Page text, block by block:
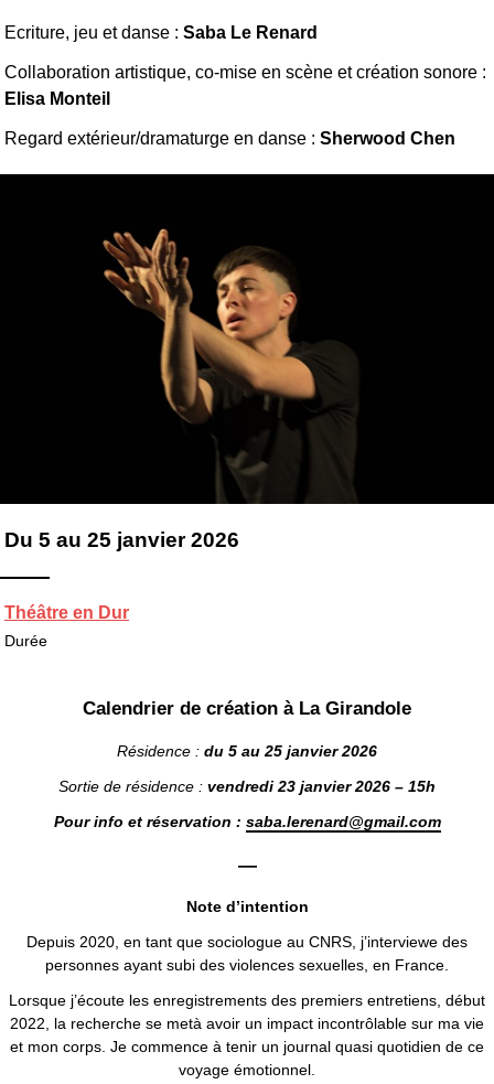
Ecriture, jeu et danse : Saba Le Renard
Collaboration artistique, co‐mise en scène et création sonore :
Elisa Monteil
Regard extérieur/dramaturge en danse : Sherwood Chen
Du 5 au 25 janvier 2026
Théâtre en Dur
Durée
Calendrier de création à La Girandole
Résidence : du 5 au 25 janvier 2026
Sortie de résidence : vendredi 23 janvier 2026 – 15h
Pour info et réservation : saba.lerenard@gmail.com
—
Note d’intention
Depuis 2020, en tant que sociologue au CNRS, j’interviewe des
personnes ayant subi des violences sexuelles, en France.
Lorsque j’écoute les enregistrements des premiers entretiens début
2022,
la recherche se metà avoir un impact incontrôlable sur ma vie
et mon corps . Je commence à tenir un journal quasi quotidien de ce
voyage émotionnel.